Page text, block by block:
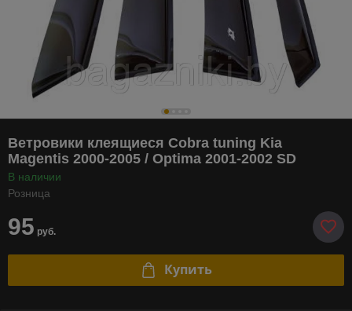
Ветровики клеящиеся Cobra tuning Kia
Magentis 2000-2005 / Optima 2001-2002 SD
В наличии
Розница
95 руб.
Купить